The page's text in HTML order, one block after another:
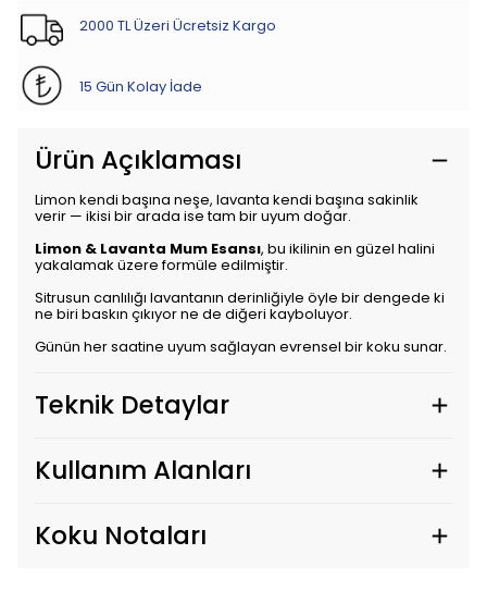
2000 TL Üzeri Ücretsiz Kargo
15 Gün Kolay İade
Ürün Açıklaması
Limon kendi başına neşe, lavanta kendi başına sakinlik
verir — ikisi bir arada ise tam bir uyum doğar.
Limon & Lavanta Mum Esansı, bu ikilinin en güzel halini
yakalamak üzere formüle edilmiştir.
Sitrusun canlılığı lavantanın derinliğiyle öyle bir dengede ki
ne biri baskın çıkıyor ne de diğeri kayboluyor.
Günün her saatine uyum sağlayan evrensel bir koku sunar.
Teknik Detaylar
Kullanım Alanları
Koku Notaları